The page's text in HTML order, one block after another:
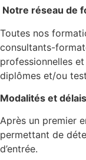
Notre réseau de
Toutes nos
consultants-
professionnelles
diplômes et/ou
Modalités et
Après un premier
permettant de
d’entrée.